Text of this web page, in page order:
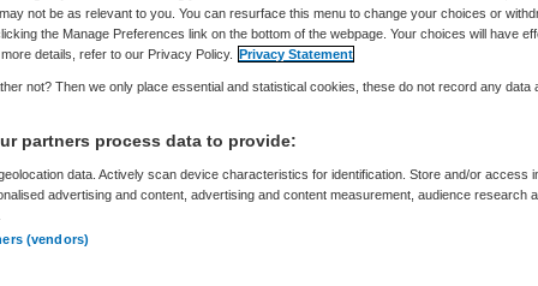
is aangesteld als interim-bestuurder van
Huis in Bergen op Zoom. Hij neemt het over
bestuurders die weg zijn na beschuldigingen van
not be as relevant to you. You can resurface this menu to change your choices or
the Manage Preferences link on the bottom of the webpage. Your choices will have
details, refer to our Privacy Policy. Privacy Statement
not? Then we only place essential and statistical cookies, these do not record any data
partners process data to provide:
data. Actively scan device characteristics for identification. Store and/or access
advertising and content, advertising and content measurement, audience research
(vendors)